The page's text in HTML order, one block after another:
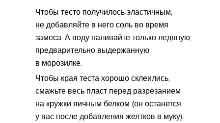
Чтобы тесто получилось эластичным,
не добавляйте в него соль во время
замеса. А воду наливайте только ледяную,
предварительно выдержанную
в морозилке.
Чтобы края теста хорошо склеились,
смажьте весь пласт перед разрезанием
на кружки яичным белком (он останется
у вас после добавления желтков в муку).